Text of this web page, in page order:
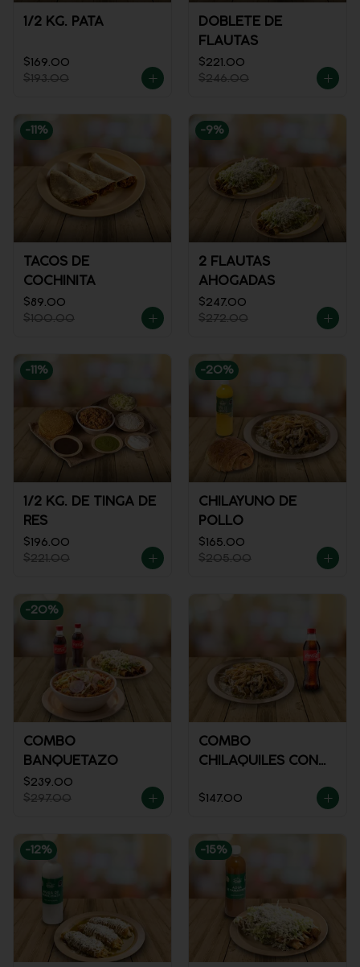
1/2 KG. PATA
$169.00
$193.00
DOBLETE DE
FLAUTAS
$221.00
$246.00
-11 %
TACOS DE
COCHINITA
$89.00
$100.00
-9%
2 FLAUTAS
AHOGADAS
$247.00
$272.00
-11 %
1/2 KG. DE TINGA DE
RES
$196.00
$221.00
-20%
CHILAYUNO DE
POLLO
$165.00
$205.00
-20%
COMBO
BANQUETAZO
$239.00
$297.00
COMBO
CHILAQUILES CON
$147.00
-12% -15%